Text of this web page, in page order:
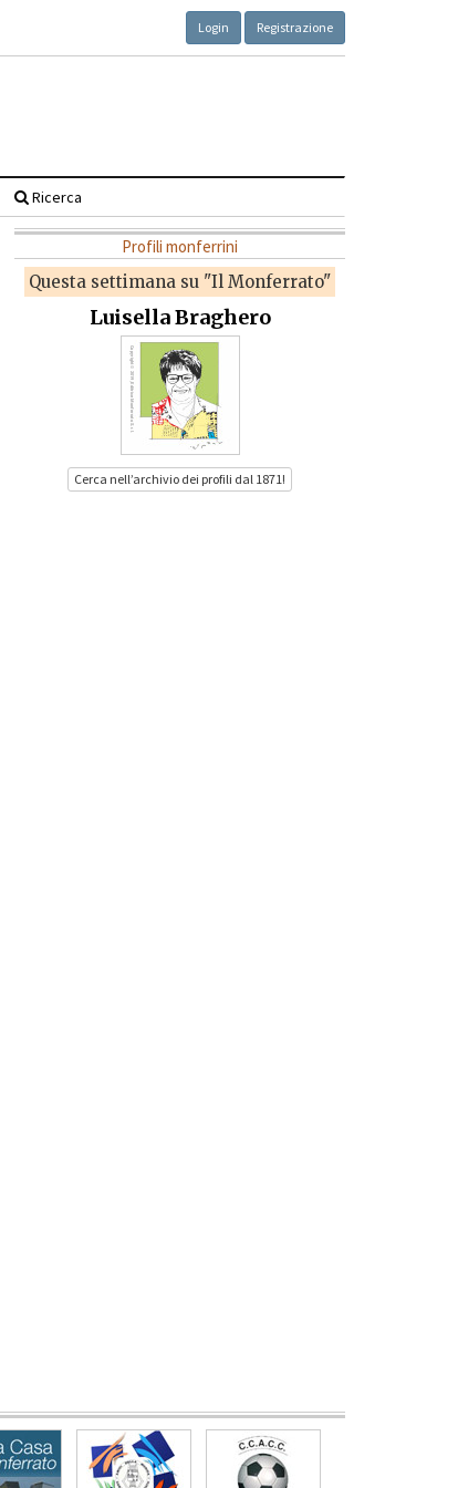
Login Registrazione
Ricerca
Profili monferrini
Questa settimana su "Il Monferrato"
Luisella Braghero
Cerca nell’archivio dei profili dal 1871!